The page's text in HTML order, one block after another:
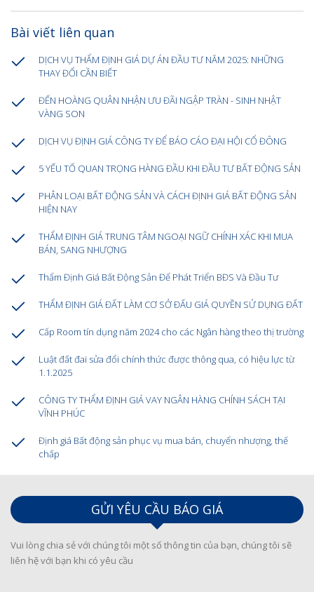
Bài viết liên quan
DỊCH VỤ THẨM ĐỊNH GIÁ DỰ ÁN ĐẦU TƯ NĂM 2025: NHỮNG
THAY ĐỔI CẦN BIẾT
ĐẾN HOÀNG QUÂN NHẬN ƯU ĐÃI NGẬP TRÀN - SINH NHẬT
VÀNG SON
DỊCH VỤ ĐỊNH GIÁ CÔNG TY ĐỂ BÁO CÁO ĐẠI HỘI CỔ ĐÔNG
5 YẾU TỐ QUAN TRỌNG HÀNG ĐẦU KHI ĐẦU TƯ BẤT ĐỘNG SẢN
PHÂN LOẠI BẤT ĐỘNG SẢN VÀ CÁCH ĐỊNH GIÁ BẤT ĐỘNG SẢN
HIỆN NAY
THẨM ĐỊNH GIÁ TRUNG TÂM NGOẠI NGỮ CHÍNH XÁC KHI MUA
BÁN, SANG NHƯỢNG
Thẩm Định Giá Bất Động Sản Để Phát Triển BĐS Và Đầu Tư
THẨM ĐỊNH GIÁ ĐẤT LÀM CƠ SỞ ĐẤU GIÁ QUYỀN SỬ DỤNG ĐẤT
Cấp Room tín dụng năm 2024 cho các Ngân hàng theo thị trường
Luật đất đai sửa đổi chính thức được thông qua, có hiệu lực từ
1.1.2025
CÔNG TY THẨM ĐỊNH GIÁ VAY NGÂN HÀNG CHÍNH SÁCH TẠI
VĨNH PHÚC
Định giá Bất động sản phục vụ mua bán, chuyển nhượng, thế
chấp
GỬI YÊU CẦU BÁO GIÁ
Vui lòng chia sẻ với chúng tôi một số thông tin của bạn, chúng tôi sẽ
liên hệ với bạn khi có yêu cầu